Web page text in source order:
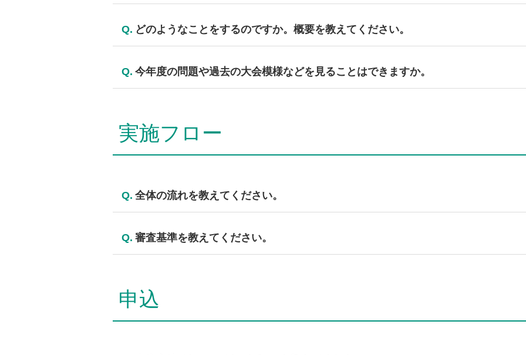
Q. どのようなことをするのですか。概要を教えてください。
競い合います。今年度の問題文は
こちら から。
Q. 今年度の問題や過去の大会模様などを見ることはできますか。
過去大会模様は
実施フロー
Q. 全体の流れを教えてください。
Q. 審査基準を教えてください。
申込